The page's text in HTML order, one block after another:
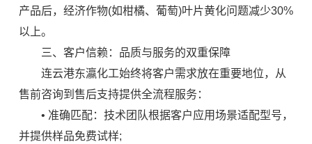
产品后，经济作物(如柑橘、葡萄)叶片黄化问题减少30%
以上。
三、客户信赖：品质与服务的双重保障
连云港东瀛化工始终将客户需求放在重要地位，从
售前咨询到售后支持提供全流程服务：
• 准确匹配：技术团队根据客户应用场景适配型号，
并提供样品免费试样;